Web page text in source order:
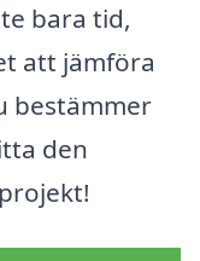
bara tid,
att jämföra
bestämmer
den